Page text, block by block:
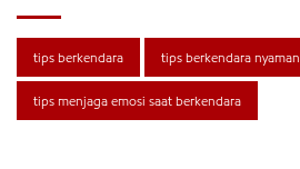
tips berkendara tips berkendara nyaman
tips menjaga emosi saat berkendara